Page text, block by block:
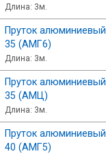
Длина: 3м.
Пруток алюминиевый
35 (АМГ6)
Длина: 3м.
Пруток алюминиевый
35 (АМЦ)
Длина: 3м.
Пруток алюминиевый
40 (АМГ5)